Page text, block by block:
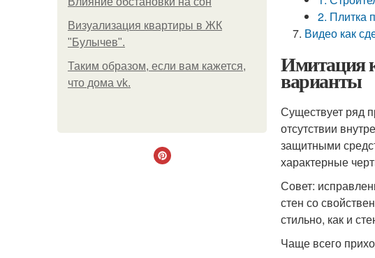
Визуализация квартиры в ЖК
"Булычев".
Таким образом, если вам кажется,
что дома vk.
2. Плитка
Видео как
Имитация
варианты
Существует ряд
отсутствии
защитными
характерные
Совет:
стен со
стильно, как и
Чаще всего